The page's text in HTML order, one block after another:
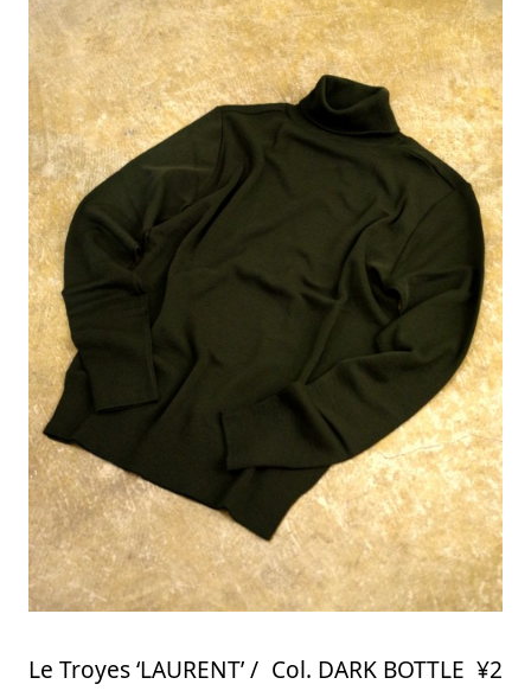
Le Troyes ‘LAURENT’ / Col. DARK BOTTLE ¥2